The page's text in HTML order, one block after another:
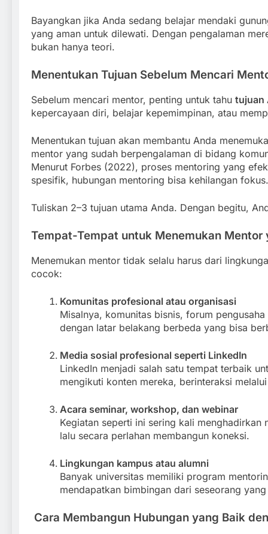
Bayangkan jika Anda sedang belajar mendaki
yang aman untuk dilewati. Dengan pengalaman
bukan hanya teori.
Menentukan Tujuan Sebelum Mencari
Sebelum mencari mentor, penting untuk tahu tujuan
kepercayaan diri, belajar kepemimpinan, atau
Menentukan tujuan akan membantu Anda
mentor yang sudah berpengalaman di bidang
Menurut Forbes (2022), proses mentoring yang
spesifik, hubungan mentoring bisa kehilangan fokus.
Tuliskan 2–3 tujuan utama Anda. Dengan begitu,
Tempat-Tempat untuk Menemukan Mentor
Menemukan mentor tidak selalu harus dari
cocok:
Komunitas profesional atau organisasi
Misalnya, komunitas bisnis, forum
dengan latar belakang berbeda yang bisa
Media sosial profesional seperti LinkedIn
LinkedIn menjadi salah satu tempat terbaik
mengikuti konten mereka, berinteraksi
Acara seminar, workshop, dan webinar
Kegiatan seperti ini sering kali
lalu secara perlahan membangun koneksi.
Lingkungan kampus atau alumni
Banyak universitas memiliki program
mendapatkan bimbingan dari seseorang
Cara Membangun Hubungan yang Baik